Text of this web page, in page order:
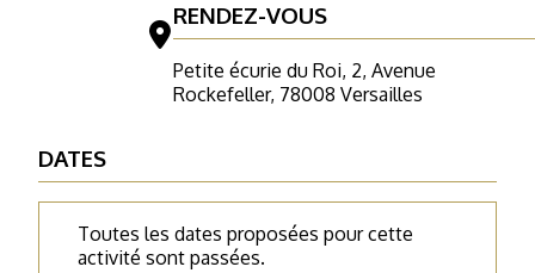
RENDEZ-VOUS
Petite écurie du Roi, 2, Avenue
Rockefeller, 78008 Versailles
DATES
Toutes les dates proposées pour cette
activité sont passées.